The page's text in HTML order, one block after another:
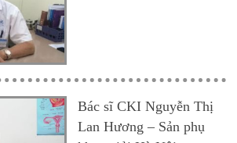
Bác sĩ CKI Nguyễn Thị
Lan Hương – Sản phụ